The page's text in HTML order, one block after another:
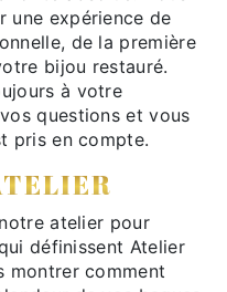
une expérience de
de la première
bijou restauré.
à votre
questions et vous
pris en compte.
atelier pour
définissent Atelier
montrer comment